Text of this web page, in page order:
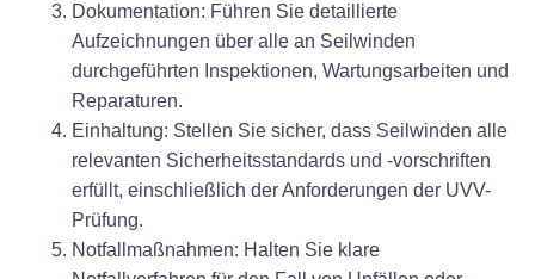
Dokumentation: Führen Sie detaillierte
Aufzeichnungen über alle an Seilwinden
durchgeführten Inspektionen, Wartungsarbeiten und
Reparaturen.
Einhaltung: Stellen Sie sicher, dass Seilwinden alle
relevanten Sicherheitsstandards und -vorschriften
erfüllt, einschließlich der Anforderungen der UVV-
Prüfung.
Notfallmaßnahmen: Halten Sie klare